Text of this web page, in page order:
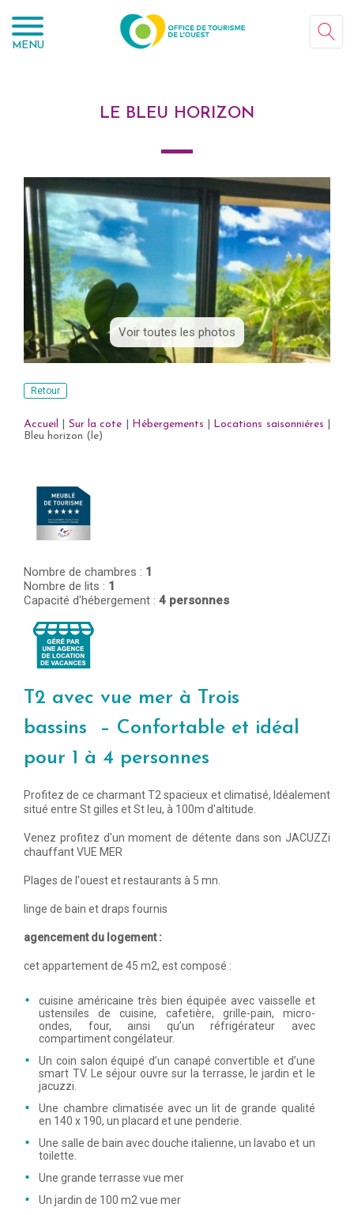
MENU
LE BLEU HORIZON
Voir toutes les photos
Retour
Accueil Sur la cote Hébergements Locations saisonniéres
Bleu horizon (le)
Nombre de chambres : 1
Nombre de lits : 1
Capacité d'hébergement : 4 personnes
T2 avec vue mer à Trois
bassins – Confortable et idéal
pour 1 à 4 personnes
Profitez de ce charmant T2 spacieux et climatisé, Idéalement
situé entre St gilles et St leu, à 100m d'altitude.
Venez profitez d'un moment de détente dans son JACUZZi
chauffant VUE MER
Plages de l'ouest et restaurants à 5 mn.
linge de bain et draps fournis
agencement du logement :
cet appartement de 45 m2, est composé :
​cuisine américaine très bien équipée avec vaisselle et
ustensiles de cuisine, cafetière, grille-pain, micro-
ondes, four, ainsi qu’un réfrigérateur avec
compartiment congélateur.
Un coin salon équipé d’un canapé convertible et d’une
smart TV. Le séjour ouvre sur la terrasse, le jardin et le
jacuzzi.
Une chambre climatisée avec un lit de grande qualité
en 140 x 190, un placard et une penderie.
Une salle de bain avec douche italienne, un lavabo et un
toilette.
Une grande terrasse vue mer
Un jardin de 100 m2 vue mer